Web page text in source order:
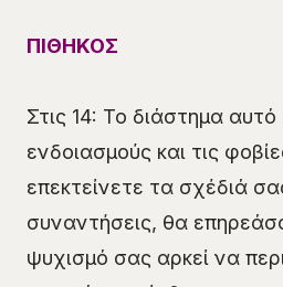
ΠΙΘΗΚΟΣ
Στις 14: Το διάστημα
ενδοιασμούς και τις
επεκτείνετε τα σχέδιά
συναντήσεις, θα
ψυχισμό σας αρκεί να